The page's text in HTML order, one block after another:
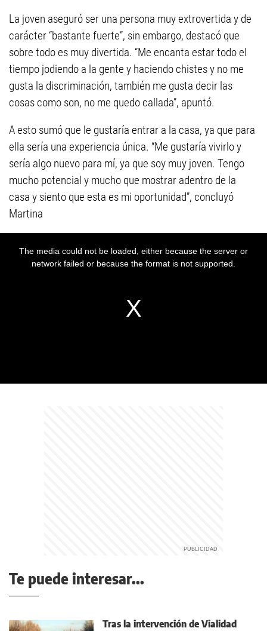
La joven aseguró ser una persona muy extrovertida y de
carácter “bastante fuerte”, sin embargo, destacó que
sobre todo es muy divertida. “Me encanta estar todo el
tiempo jodiendo a la gente y haciendo chistes y no me
gusta la discriminación, también me gusta decir las
cosas como son, no me quedo callada”, apuntó.
A esto sumó que le gustaría entrar a la casa, ya que para
ella sería una experiencia única. “Me gustaría vivirlo y
sería algo nuevo para mí, ya que soy muy joven. Tengo
mucho potencial y mucho que mostrar adentro de la
casa y siento que esta es mi oportunidad”, concluyó
Martina
Te puede interesar...
Tras la intervención de Vialidad